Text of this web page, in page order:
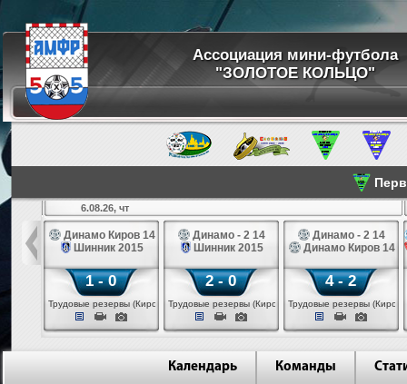
Ассоциация мини-футбола
"ЗОЛОТОЕ КОЛЬЦО"
14
6.08.26, чт
Динамо Киров 14
Шинник 2015
1 - 0
Трудовые резервы (Киров)
Динамо - 2 14
Шинник 2015
2 - 0
Трудовые резервы (Киров)
Динамо - 2 14
Динамо Киров 14
4 - 2
Трудовые резервы (Киров)
Календарь Команды